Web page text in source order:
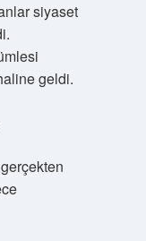
siyaset
geldi.